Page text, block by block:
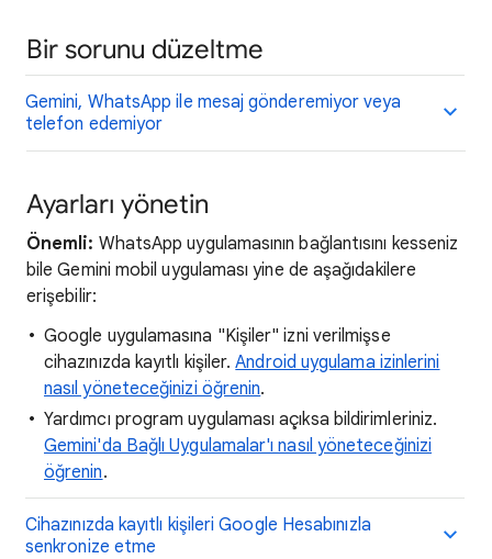
Bir sorunu düzeltme
Gemini, WhatsApp ile mesaj gönderemiyor veya
telefon edemiyor
Ayarları yönetin
Önemli: WhatsApp uygulamasının bağlantısını kesseniz
bile Gemini mobil uygulaması yine de aşağıdakilere
erişebilir:
Google uygulamasına "Kişiler" izni verilmişse
cihazınızda kayıtlı kişiler.Android uygulama izinlerini
nasıl yöneteceğinizi öğrenin.
Yardımcı program uygulaması açıksa bildirimleriniz.
Gemini'da Bağlı Uygulamalar'ı nasıl yöneteceğinizi
öğrenin.
Cihazınızda kayıtlı kişileri Google Hesabınızla
senkronize etme